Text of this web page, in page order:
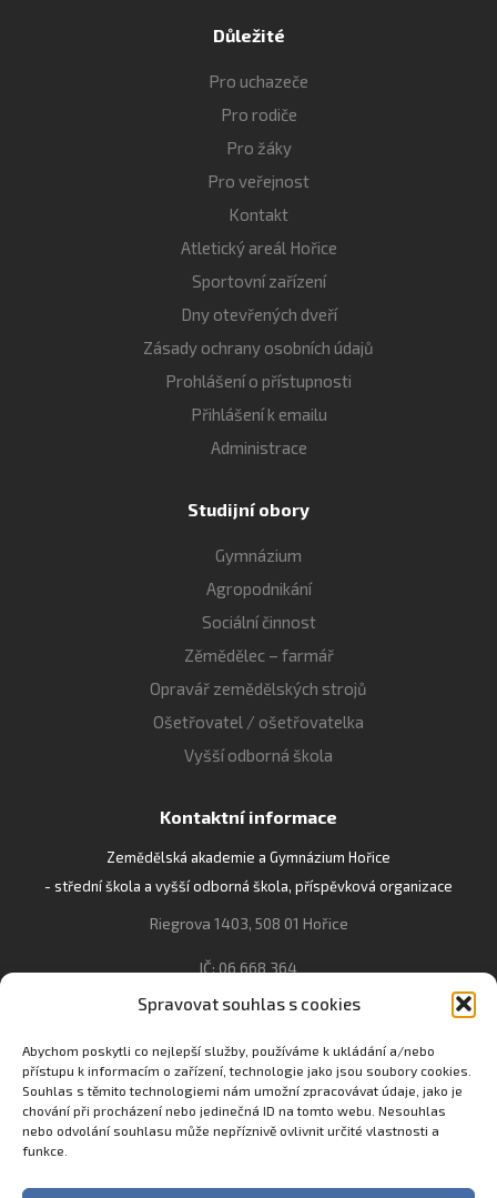
Spravovat souhlas s cookies
Abychom poskytli co nejlepší služby, používáme k ukládání a/nebo
přístupu k informacím o zařízení, technologie jako jsou soubory cookies.
Souhlas s těmito technologiemi nám umožní zpracovávat údaje, jako je
chování při procházení nebo jedinečná ID na tomto webu. Nesouhlas
nebo odvolání souhlasu může nepříznivě ovlivnit určité vlastnosti a
funkce.
Důležité
Pro uchazeče
Pro rodiče
Pro žáky
Pro veřejnost
Kontakt
Atletický areál Hořice
Sportovní zařízení
Dny otevřených dveří
Zásady ochrany osobních údajů
Prohlášení o přístupnosti
Přihlášení k emailu
Administrace
Studijní obory
Gymnázium
Agropodnikání
Sociální činnost
Zěmědělec – farmář
Opravář zemědělských strojů
Ošetřovatel / ošetřovatelka
Vyšší odborná škola
Kontaktní informace
Zemědělská akademie a Gymnázium Hořice
- střední škola a vyšší odborná škola, příspěvková organizace
Riegrova 1403, 508 01 Hořice
IČ: 06 668 364
493 623 021, 493 623 022
info@gozhorice.cz
www.zaghorice.cz
Pověřenec pro ochranu osobních údajů:
Innovation One s.r.o. IČO: 04734807 Březenecká 4808 430 04